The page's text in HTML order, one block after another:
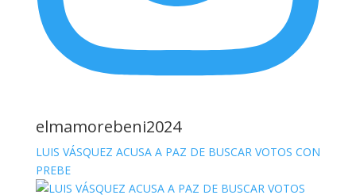
elmamorebeni2024
LUIS VÁSQUEZ ACUSA A PAZ DE BUSCAR VOTOS CON
PREBE